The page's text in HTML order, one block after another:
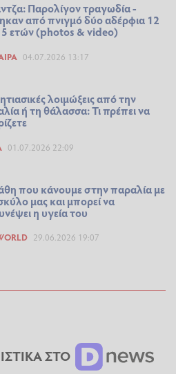
Παρολίγον τραγωδία -
από πνιγμό δύο αδέρφια 12
ετών (photos & video)
04.07.2026 13:17
λοιμώξεις από την
ή τη θάλασσα: Τι πρέπει να
01.07.2026 22:09
που κάνουμε στην παραλία με
μας και μπορεί να
η υγεία του
29.06.2026 19:07
ΣΤΟ